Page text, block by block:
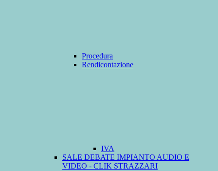
Procedura
Rendicontazione
IVA
SALE DEBATE IMPIANTO AUDIO E
VIDEO - CLIK STRAZZARI